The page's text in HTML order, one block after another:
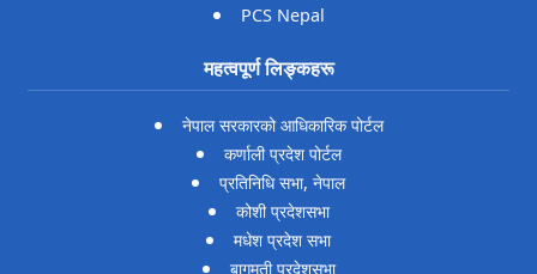
PCS Nepal
महत्वपूर्ण लिङ्कहरू
नेपाल सरकारको आधिकारिक पोर्टल
कर्णाली प्रदेश पोर्टल
प्रतिनिधि सभा, नेपाल
कोशी प्रदेशसभा
मधेश प्रदेश सभा
बागमती प्रदेशसभा